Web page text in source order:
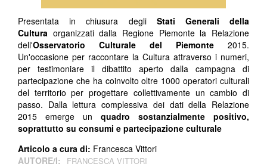
Presentata in chiusura degli Stati Generali della
Cultura organizzati dalla Regione Piemonte la Relazione
dell'Osservatorio Culturale del Piemonte 2015.
Un'occasione per raccontare la Cultura attraverso i numeri,
per testimoniare il dibattito aperto dalla campagna di
partecipazione che ha coinvolto oltre 1000 operatori culturali
del territorio per progettare collettivamente un cambio di
passo. Dalla lettura complessiva dei dati della Relazione
2015 emerge un quadro sostanzialmente positivo,
soprattutto su consumi e partecipazione culturale
Articolo a cura di: Francesca Vittori
AUTORE/I:
FRANCESCA VITTORI